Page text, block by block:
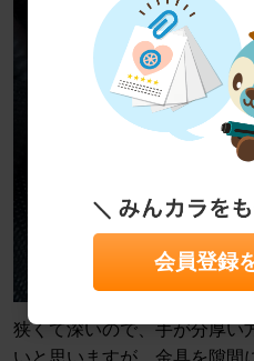
狭くて深いので、手が分厚い
会員登録